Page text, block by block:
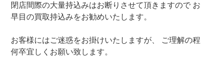
閉店間際の大量持込みはお断りさせて頂きますので お
早目の買取持込みをお勧めいたします。
お客様にはご迷惑をお掛けいたしますが、 ご理解の程
何卒宜しくお願い致します。